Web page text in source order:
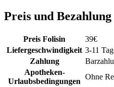
Preis und Bezahlung
Preis Folisin 39€
Liefergeschwindigkeit 3-11
Zahlung
Apotheken-
Urlaubsbedingungen
Ohne